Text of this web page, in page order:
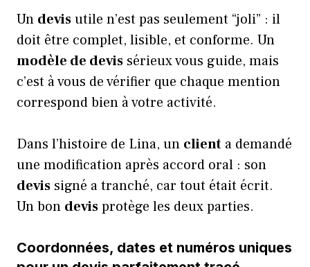
Un devisutile n’est pas seulement “joli” : il
doit être complet, lisible, et conforme. Un
modèle de devis sérieux vous guide, mais
c’est à vous de vérifier que chaque mention
correspond bien à votre activité.
Dans l’histoire de Lina, un client a demandé
une modification après accord oral : son
devis signé a tranché, car tout était écrit.
Un bon devisprotège les deux parties.
Coordonnées, dates et numéros uniques